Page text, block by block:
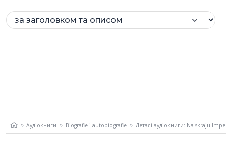
Аудіокниги Biografie i autobiografie Деталі аудіокниги: Na skraju